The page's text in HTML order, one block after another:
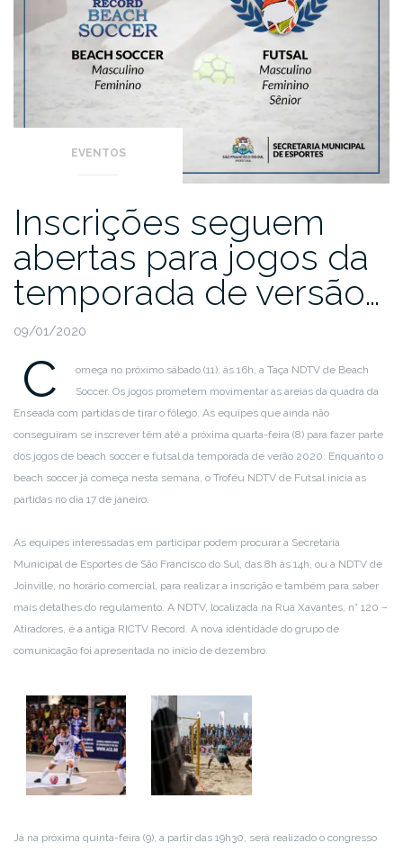
EVENTOS
Inscrições seguem
abertas para jogos da
temporada de versão…
09/01/2020
C
omeça no próximo sábado (11), às 16h, a Taça NDTV de Beach
Soccer. Os jogos prometem movimentar as areias da quadra da
Enseada com partidas de tirar o fôlego. As equipes que ainda não
conseguiram se inscrever têm até a próxima quarta-feira (8) para fazer parte
dos jogos de beach soccer e futsal da temporada de verão 2020. Enquanto o
beach soccer já começa nesta semana, o Troféu NDTV de Futsal inicia as
partidas no dia 17 de janeiro.
As equipes interessadas em participar podem procurar a Secretaria
Municipal de Esportes de São Francisco do Sul, das 8h às 14h, ou a NDTV de
Joinville, no horário comercial, para realizar a inscrição e também para saber
mais detalhes do regulamento. A NDTV, localizada na Rua Xavantes, n° 120 –
Atiradores, é a antiga RICTV Record. A nova identidade do grupo de
comunicação foi apresentada no início de dezembro.
Já na próxima quinta-feira (9), a partir das 19h30, será realizado o congresso